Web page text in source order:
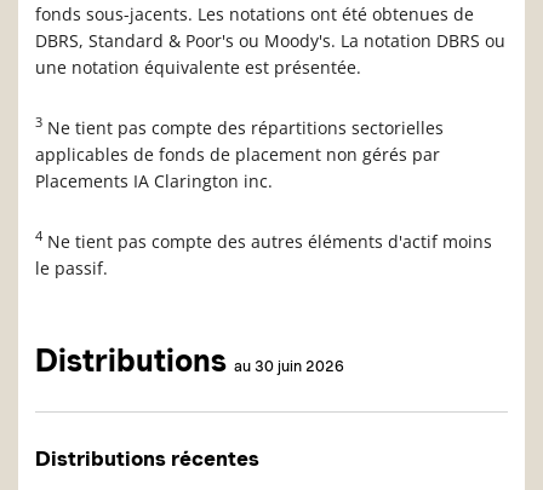
fonds sous-jacents. Les notations ont été obtenues de
DBRS, Standard & Poor's ou Moody's. La notation DBRS ou
une notation équivalente est présentée.
3 Ne tient pas compte des répartitions sectorielles
applicables de fonds de placement non gérés par
Placements IA Clarington inc.
4 Ne tient pas compte des autres éléments d'actif moins
le passif.
Distributions au 30 juin 2026
Distributions récentes